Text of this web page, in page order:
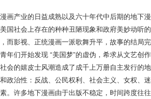
画产业的日益成熟以及六十年代中后期的地下漫
国社会上存在的种种丑陋现象和政府美妙动听的
而影视、正统漫画一派歌舞升平，故事的结局完
年们开始发现 “美国梦”的虚伪，希求从文艺创作
会的嬉皮士风潮造成了成千上万册自主发行的地
政治性：反战、公民权利、社会主义、女权、迷
。许多地下漫画由于出版不稳定，时间跨度往往